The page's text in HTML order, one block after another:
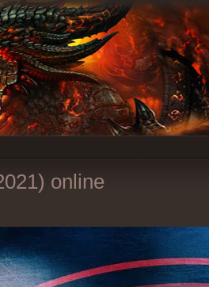
online